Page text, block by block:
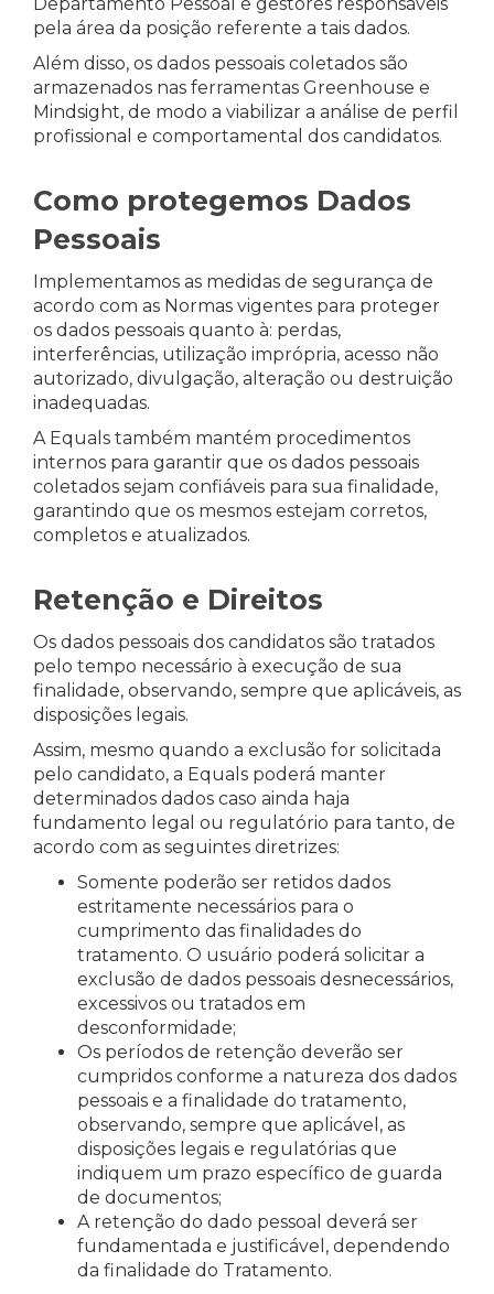
pela área da posição referente a tais dados.
Além disso, os dados pessoais coletados são
armazenados nas ferramentas Greenhouse e
Mindsight, de modo a viabilizar a análise de perfil
profissional e comportamental dos candidatos.
Como protegemos Dados
Pessoais
Implementamos as medidas de segurança de
acordo com as Normas vigentes para proteger
os dados pessoais quanto à: perdas,
interferências, utilização imprópria, acesso não
autorizado, divulgação, alteração ou destruição
inadequadas.
A Equals também mantém procedimentos
internos para garantir que os dados pessoais
coletados sejam confiáveis para sua finalidade,
garantindo que os mesmos estejam corretos,
completos e atualizados.
Retenção e Direitos
Os dados pessoais dos candidatos são tratados
pelo tempo necessário à execução de sua
finalidade, observando, sempre que aplicáveis, as
disposições legais.
Assim, mesmo quando a exclusão for solicitada
pelo candidato, a Equals poderá manter
determinados dados caso ainda haja
fundamento legal ou regulatório para tanto, de
acordo com as seguintes diretrizes:
Somente poderão ser retidos dados
estritamente necessários para o
cumprimento das finalidades do
tratamento. O usuário poderá solicitar a
exclusão de dados pessoais desnecessários,
excessivos ou tratados em
desconformidade;
Os períodos de retenção deverão ser
cumpridos conforme a natureza dos dados
pessoais e a finalidade do tratamento,
observando, sempre que aplicável, as
disposições legais e regulatórias que
indiquem um prazo específico de guarda
de documentos;
A retenção do dado pessoal deverá ser
fundamentada e justificável, dependendo
da finalidade do Tratamento.